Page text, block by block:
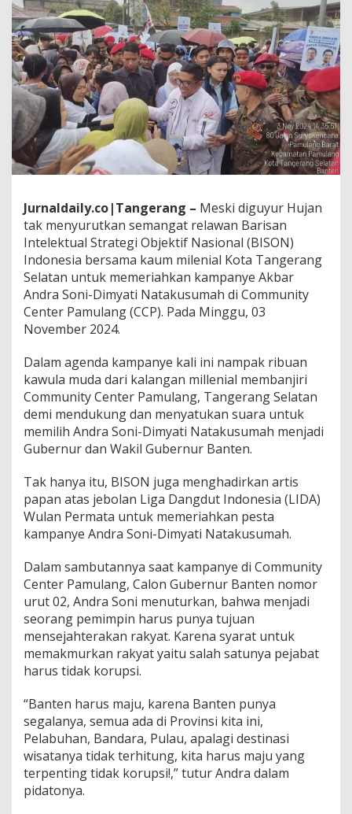
T
a
n
g
s
e
l
,
W
a
g
e
n
i
l
A
n
d
a
-
D
i
m
y
a
a
n
g
a
M
e
r
a
k
y
a
t
Jurnaldaily.co|Tangerang – Meski diguyur Hujan
tak menyurutkan semangat relawan Barisan
Intelektual Strategi Objektif Nasional (BISON)
Indonesia bersama kaum milenial Kota Tangerang
Selatan untuk memeriahkan kampanye Akbar
Andra Soni-Dimyati Natakusumah di Community
Center Pamulang (CCP). Pada Minggu, 03
November 2024.
Dalam agenda kampanye kali ini nampak ribuan
kawula muda dari kalangan millenial membanjiri
Community Center Pamulang, Tangerang Selatan
demi mendukung dan menyatukan suara untuk
memilih Andra Soni-Dimyati Natakusumah menjadi
Gubernur dan Wakil Gubernur Banten.
Tak hanya itu, BISON juga menghadirkan artis
papan atas jebolan Liga Dangdut Indonesia (LIDA)
Wulan Permata untuk memeriahkan pesta
kampanye Andra Soni-Dimyati Natakusumah.
Dalam sambutannya saat kampanye di Community
Center Pamulang, Calon Gubernur Banten nomor
urut 02, Andra Soni menuturkan, bahwa menjadi
seorang pemimpin harus punya tujuan
mensejahterakan rakyat. Karena syarat untuk
memakmurkan rakyat yaitu salah satunya pejabat
harus tidak korupsi.
“Banten harus maju, karena Banten punya
segalanya, semua ada di Provinsi kita ini,
Pelabuhan, Bandara, Pulau, apalagi destinasi
wisatanya tidak terhitung, kita harus maju yang
terpenting tidak korupsi!,” tutur Andra dalam
pidatonya.